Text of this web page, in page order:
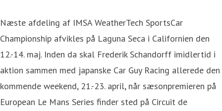
Næste afdeling af IMSA WeatherTech SportsCar
Championship afvikles på Laguna Seca i Californien den
12.-14. maj. Inden da skal Frederik Schandorff imidlertid i
aktion sammen med japanske Car Guy Racing allerede den
kommende weekend, 21.-23. april, når sæsonpremieren på
European Le Mans Series finder sted på Circuit de